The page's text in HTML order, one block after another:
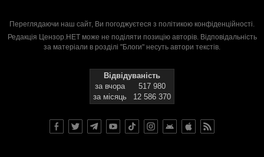
Переглядаючи наш сайт, Ви погоджуєтеся з політикою конфіденційності.
Редакція Цензор.НЕТ може не поділяти позицію авторів. Відповідальність
за матеріали в розділі "Блоги" несуть автори текстів.
Відвідуваність
за вчора
517 980
за місяць
12 586 370